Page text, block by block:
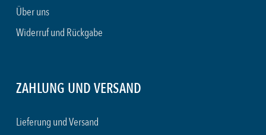
Über uns
Widerruf und Rückgabe
ZAHLUNG UND VERSAND
Lieferung und Versand